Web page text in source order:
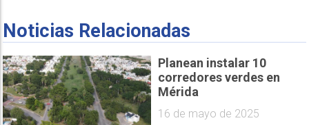
Noticias Relacionadas
Planean instalar 10
corredores verdes en
Mérida
16 de mayo de 2025